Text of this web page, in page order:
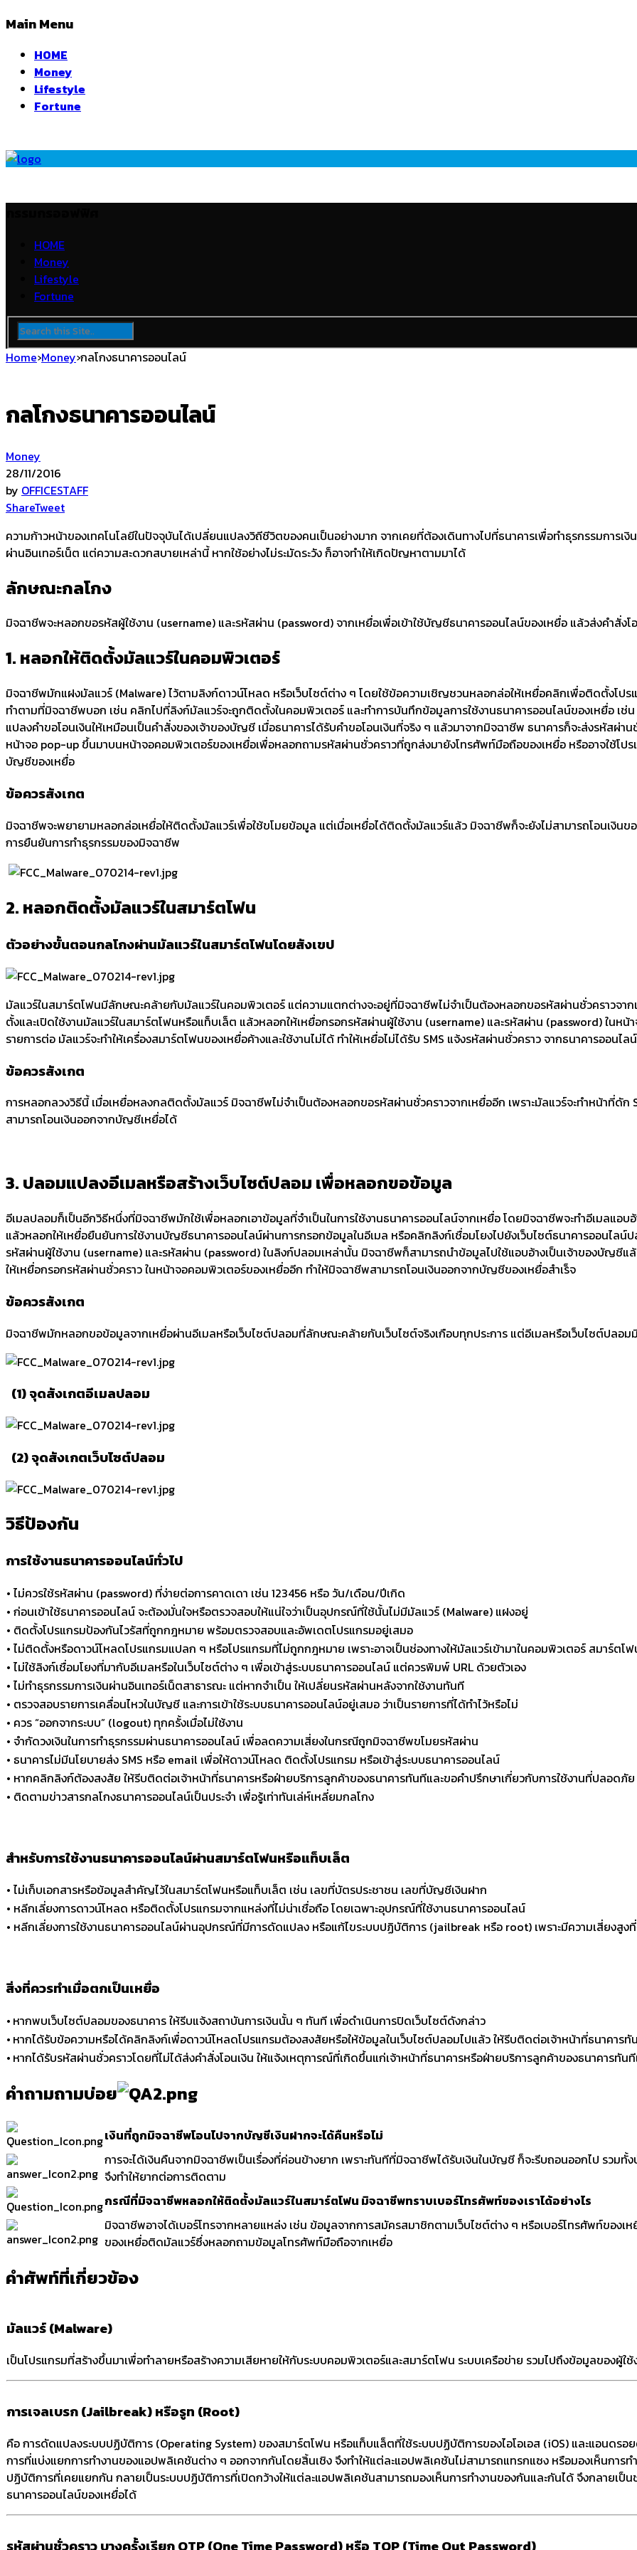
Main Menu
HOME
Money
Lifestyle
Fortune
HOME
Money
Lifestyle
Fortune
Home›Money›กลโกงธนาคารออนไลน์
กลโกงธนาคารออนไลน์
Money
28/11/2016
by OFFICESTAFF
ShareTweet
ความก้าวหน้าของเทคโนโลยีในปัจจุบันได้เปลี่ยนแปลงวิถีชีวิตของคนเป็นอย่างมาก จากเคยที่ต้องเดินทางไปที่ธนาคารเพื่อทำธุรกรรมการเ
ผ่านอินเทอร์เน็ต แต่ความสะดวกสบายเหล่านี้ หากใช้อย่างไม่ระมัดระวัง ก็อาจทำให้เกิดปัญหาตามมาได้
ลักษณะกลโกง
มิจฉาชีพจะหลอกขอรหัสผู้ใช้งาน (username) และรหัสผ่าน (password) จากเหยื่อเพื่อเข้าใช้บัญชีธนาคารออนไลน์ของเหยื่อ แล้วส่งคำสั่
1. หลอกให้ติดตั้งมัลแวร์ในคอมพิวเตอร์
มิจฉาชีพมักแฝงมัลแวร์ (Malware) ไว้ตามลิงก์ดาวน์โหลด หรือเว็บไซต์ต่าง ๆ โดยใช้ข้อความเชิญชวนหลอกล่อให้เหยื่อคลิกเพื่อติดตั้งโป
ทำตามที่มิจฉาชีพบอก เช่น คลิกไปที่ลิงก์มัลแวร์จะถูกติดตั้งในคอมพิวเตอร์ และทำการบันทึกข้อมูลการใช้งานธนาคารออนไลน์ของเหยื่อ เ
แปลงคำขอโอนเงินให้เหมือนเป็นคำสั่งของเจ้าของบัญชี เมื่อธนาคารได้รับคำขอโอนเงินที่จริง ๆ แล้วมาจากมิจฉาชีพ ธนาคารก็จะส่งรหัสผ่า
หน้าจอ pop-up ขึ้นมาบนหน้าจอคอมพิวเตอร์ของเหยื่อเพื่อหลอกถามรหัสผ่านชั่วคราวที่ถูกส่งมายังโทรศัพท์มือถือของเหยื่อ หรืออาจใช้โป
บัญชีของเหยื่อ
ข้อควรสังเกต
มิจฉาชีพจะพยายามหลอกล่อเหยื่อให้ติดตั้งมัลแวร์เพื่อใช้ขโมยข้อมูล แต่เมื่อเหยื่อได้ติดตั้งมัลแวร์แล้ว มิจฉาชีพก็จะยังไม่สามารถโอนเงิน
การยืนยันการทำธุรกรรมของมิจฉาชีพ
2. หลอกติดตั้งมัลแวร์ในสมาร์ตโฟน
ตัวอย่างขั้นตอนกลโกงผ่านมัลแวร์ในสมาร์ตโฟนโดยสังเขป
มัลแวร์ในสมาร์ตโฟนมีลักษณะคล้ายกับมัลแวร์ในคอมพิวเตอร์ แต่ความแตกต่างจะอยู่ที่มิจฉาชีพไม่จำเป็นต้องหลอกขอรหัสผ่านชั่วคราวจา
ตั้งและเปิดใช้งานมัลแวร์ในสมาร์ตโฟนหรือแท็บเล็ต แล้วหลอกให้เหยื่อกรอกรหัสผ่านผู้ใช้งาน (username) และรหัสผ่าน (password) ในห
รายการต่อ มัลแวร์จะทำให้เครื่องสมาร์ตโฟนของเหยื่อค้างและใช้งานไม่ได้ ทำให้เหยื่อไม่ได้รับ SMS แจ้งรหัสผ่านชั่วคราว จากธนาคารออ
ข้อควรสังเกต
การหลอกลวงวิธีนี้ เมื่อเหยื่อหลงกลติดตั้งมัลแวร์ มิจฉาชีพไม่จำเป็นต้องหลอกขอรหัสผ่านชั่วคราวจากเหยื่ออีก เพราะมัลแวร์จะทำหน้าที่ดั
สามารถโอนเงินออกจากบัญชีเหยื่อได้
3. ปลอมแปลงอีเมลหรือสร้างเว็บไซต์ปลอม เพื่อหลอกขอข้อมูล
อีเมลปลอมก็เป็นอีกวิธีหนึ่งที่มิจฉาชีพมักใช้เพื่อหลอกเอาข้อมูลที่จำเป็นในการใช้งานธนาคารออนไลน์จากเหยื่อ โดยมิจฉาชีพจะทำอีเมลแอ
แล้วหลอกให้เหยื่อยืนยันการใช้งานบัญชีธนาคารออนไลน์ผ่านการกรอกข้อมูลในอีเมล หรือคลิกลิงก์เชื่อมโยงไปยังเว็บไซต์ธนาคารออนไลน์
รหัสผ่านผู้ใช้งาน (username) และรหัสผ่าน (password) ในลิงก์ปลอมเหล่านั้น มิจฉาชีพก็สามารถนำข้อมูลไปใช้แอบอ้างเป็นเจ้าของบัญชี
ให้เหยื่อกรอกรหัสผ่านชั่วคราว ในหน้าจอคอมพิวเตอร์ของเหยื่ออีก ทำให้มิจฉาชีพสามารถโอนเงินออกจากบัญชีของเหยื่อสำเร็จ
ข้อควรสังเกต
มิจฉาชีพมักหลอกขอข้อมูลจากเหยื่อผ่านอีเมลหรือเว็บไซต์ปลอมที่ลักษณะคล้ายกับเว็บไซต์จริงเกือบทุกประการ แต่อีเมลหรือเว็บไซต์ปลอ
(1) จุดสังเกตอีเมลปลอม
(2) จุดสังเกตเว็บไซต์ปลอม
วิธีป้องกัน
การใช้งานธนาคารออนไลน์ทั่วไป
• ไม่ควรใช้รหัสผ่าน (password) ที่ง่ายต่อการคาดเดา เช่น 123456 หรือ วัน/เดือน/ปีเกิด
• ก่อนเข้าใช้ธนาคารออนไลน์ จะต้องมั่นใจหรือตรวจสอบให้แน่ใจว่าเป็นอุปกรณ์ที่ใช้นั้นไม่มีมัลแวร์ (Malware) แฝงอยู่
• ติดตั้งโปรแกรมป้องกันไวรัสที่ถูกกฎหมาย พร้อมตรวจสอบและอัพเดตโปรแกรมอยู่เสมอ
• ไม่ติดตั้งหรือดาวน์โหลดโปรแกรมแปลก ๆ หรือโปรแกรมที่ไม่ถูกกฎหมาย เพราะอาจเป็นช่องทางให้มัลแวร์เข้ามาในคอมพิวเตอร์ สมาร์ตโ
• ไม่ใช้ลิงก์เชื่อมโยงที่มากับอีเมลหรือในเว็บไซต์ต่าง ๆ เพื่อเข้าสู่ระบบธนาคารออนไลน์ แต่ควรพิมพ์ URL ด้วยตัวเอง
• ไม่ทำธุรกรรมการเงินผ่านอินเทอร์เน็ตสาธารณะ แต่หากจำเป็น ให้เปลี่ยนรหัสผ่านหลังจากใช้งานทันที
• ตรวจสอบรายการเคลื่อนไหวในบัญชี และการเข้าใช้ระบบธนาคารออนไลน์อยู่เสมอ ว่าเป็นรายการที่ได้ทำไว้หรือไม่
• ควร “ออกจากระบบ” (logout) ทุกครั้งเมื่อไม่ใช้งาน
• จำกัดวงเงินในการทำธุรกรรมผ่านธนาคารออนไลน์ เพื่อลดความเสี่ยงในกรณีถูกมิจฉาชีพขโมยรหัสผ่าน
• ธนาคารไม่มีนโยบายส่ง SMS หรือ email เพื่อให้ดาวน์โหลด ติดตั้งโปรแกรม หรือเข้าสู่ระบบธนาคารออนไลน์
• หากคลิกลิงก์ต้องสงสัย ให้รีบติดต่อเจ้าหน้าที่ธนาคารหรือฝ่ายบริการลูกค้าของธนาคารทันทีและขอคำปรึกษาเกี่ยวกับการใช้งานที่ปลอดภัย
• ติดตามข่าวสารกลโกงธนาคารออนไลน์เป็นประจำ เพื่อรู้เท่าทันเล่ห์เหลี่ยมกลโกง
สำหรับการใช้งานธนาคารออนไลน์ผ่านสมาร์ตโฟนหรือแท็บเล็ต
• ไม่เก็บเอกสารหรือข้อมูลสำคัญไว้ในสมาร์ตโฟนหรือแท็บเล็ต เช่น เลขที่บัตรประชาชน เลขที่บัญชีเงินฝาก
• หลีกเลี่ยงการดาวน์โหลด หรือติดตั้งโปรแกรมจากแหล่งที่ไม่น่าเชื่อถือ โดยเฉพาะอุปกรณ์ที่ใช้งานธนาคารออนไลน์
• หลีกเลี่ยงการใช้งานธนาคารออนไลน์ผ่านอุปกรณ์ที่มีการดัดแปลง หรือแก้ไขระบบปฏิบัติการ (jailbreak หรือ root) เพราะมีความเสี่ยงสูง
สิ่งที่ควรทำเมื่อตกเป็นเหยื่อ
• หากพบเว็บไซต์ปลอมของธนาคาร ให้รีบแจ้งสถาบันการเงินนั้น ๆ ทันที เพื่อดำเนินการปิดเว็บไซต์ดังกล่าว
• หากได้รับข้อความหรือได้คลิกลิงก์เพื่อดาวน์โหลดโปรแกรมต้องสงสัยหรือให้ข้อมูลในเว็บไซต์ปลอมไปแล้ว ให้รีบติดต่อเจ้าหน้าที่ธนาคารทั
• หากได้รับรหัสผ่านชั่วคราวโดยที่ไม่ได้ส่งคำสั่งโอนเงิน ให้แจ้งเหตุการณ์ที่เกิดขึ้นแก่เจ้าหน้าที่ธนาคารหรือฝ่ายบริการลูกค้าของธนาคารทั
คำถามถามบ่อย
เงินที่ถูกมิจฉาชีพโอนไปจากบัญชีเงินฝากจะได้คืนหรือไม่
การจะได้เงินคืนจากมิจฉาชีพเป็นเรื่องที่ค่อนข้างยาก เพราะทันทีที่มิจฉาชีพได้รับเงินในบัญชี ก็จะรีบถอนออกไป ร
จึงทำให้ยากต่อการติดตาม
กรณีที่มิจฉาชีพหลอกให้ติดตั้งมัลแวร์ในสมาร์ตโฟน มิจฉาชีพทราบเบอร์โทรศัพท์ของเราได้อย่างไร
มิจฉาชีพอาจได้เบอร์โทรจากหลายแหล่ง เช่น ข้อมูลจากการสมัครสมาชิกตามเว็บไซต์ต่าง ๆ หรือเบอร์โทรศัพท์ของ
ของเหยื่อติดมัลแวร์ซึ่งหลอกถามข้อมูลโทรศัพท์มือถือจากเหยื่อ
คำศัพท์ที่เกี่ยวข้อง
มัลแวร์ (Malware)
เป็นโปรแกรมที่สร้างขึ้นมาเพื่อทำลายหรือสร้างความเสียหายให้กับระบบคอมพิวเตอร์และสมาร์ตโฟน ระบบเครือข่าย รวมไปถึงข้อมูลของผู้
การเจลเบรก (Jailbreak) หรือรูท (Root)
คือ การดัดแปลงระบบปฏิบัติการ (Operating System) ของสมาร์ตโฟน หรือแท็บแล็ตที่ใช้ระบบปฏิบัติการของไอโอเอส (iOS) และแอนดร
การที่แบ่งแยกการทำงานของแอปพลิเคชันต่าง ๆ ออกจากกันโดยสิ้นเชิง จึงทำให้แต่ละแอปพลิเคชันไม่สามารถแทรกแซง หรือมองเห็นการ
ปฏิบัติการที่เคยแยกกัน กลายเป็นระบบปฏิบัติการที่เปิดกว้างให้แต่ละแอปพลิเคชันสามารถมองเห็นการทำงานของกันและกันได้ จึงกลายเ
ธนาคารออนไลน์ของเหยื่อได้
รหัสผ่านชั่วคราว บางครั้งเรียก OTP (One Time Password) หรือ TOP (Time Out Password)